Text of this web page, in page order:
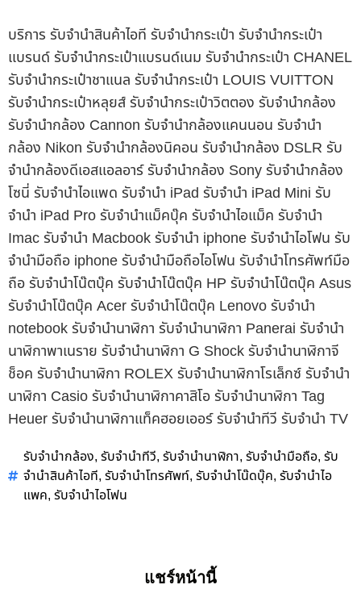
บริการ รับจำนำสินค้าไอที รับจำนำกระเป๋า รับจำนำกระเป๋า
แบรนด์ รับจำนำกระเป๋าแบรนด์เนม รับจำนำกระเป๋า CHANEL
รับจำนำกระเป๋าชาแนล รับจำนำกระเป๋า LOUIS VUITTON
รับจำนำกระเป๋าหลุยส์ รับจำนำกระเป๋าวิตตอง รับจำนำกล้อง
รับจำนำกล้อง Cannon รับจำนำกล้องแคนนอน รับจำนำ
กล้อง Nikon รับจำนำกล้องนิคอน รับจำนำกล้อง DSLR รับ
จำนำกล้องดีเอสแอลอาร์ รับจำนำกล้อง Sony รับจำนำกล้อง
โซนี่ รับจำนำไอแพด รับจำนำ iPad รับจำนำ iPad Mini รับ
จำนำ iPad Pro รับจำนำแม็คบุ๊ค รับจำนำไอแม็ค รับจำนำ
Imac รับจำนำ Macbook รับจำนำ iphone รับจำนำไอโฟน รับ
จำนำมือถือ iphone รับจำนำมือถือไอโฟน รับจำนำโทรศัพท์มือ
ถือ รับจำนำโน๊ตบุ๊ค รับจำนำโน๊ตบุ๊ค HP รับจำนำโน๊ตบุ๊ค Asus
รับจำนำโน๊ตบุ๊ค Acer รับจำนำโน๊ตบุ๊ค Lenovo รับจำนำ
notebook รับจำนำนาฬิกา รับจำนำนาฬิกา Panerai รับจำนำ
นาฬิกาพาเนราย รับจำนำนาฬิกา G Shock รับจำนำนาฬิกาจี
ช็อค รับจำนำนาฬิกา ROLEX รับจำนำนาฬิกาโรเล็กซ์ รับจำนำ
นาฬิกา Casio รับจำนำนาฬิกาคาสิโอ รับจำนำนาฬิกา Tag
Heuer รับจำนำนาฬิกาแท็คฮอยเออร์ รับจำนำทีวี รับจำนำ TV
รับจำนำกล้อง, รับจำนำทีวี, รับจำนำนาฬิกา, รับจำนำมือถือ, รับ
จำนำสินค้าไอที, รับจำนำโทรศัพท์, รับจำนำโน๊ดบุ๊ค, รับจำนำไอ
แพค, รับจำนำไอโฟน
แชร์หน้านี้